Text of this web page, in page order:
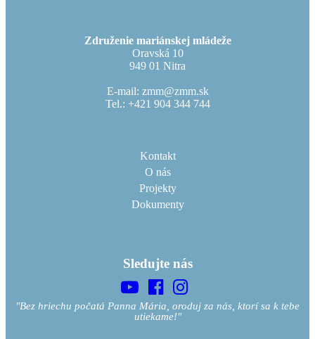
Združenie mariánskej mládeže
Oravská 10
949 01 Nitra
E-mail: zmm@zmm.sk
Tel.: +421 904 344 744
Kontakt
O nás
Projekty
Dokumenty
Sledujte nás
"Bez hriechu počatá Panna Mária, oroduj za nás, ktorí sa k tebe
utiekame!"